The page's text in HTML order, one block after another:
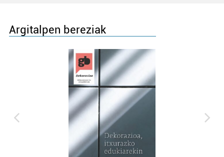
Argitalpen bereziak